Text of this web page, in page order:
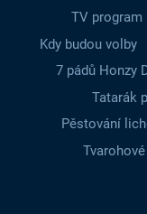
TV program
Kdy budou volby
7 pádů Honzy
Tatarák
Pěstování